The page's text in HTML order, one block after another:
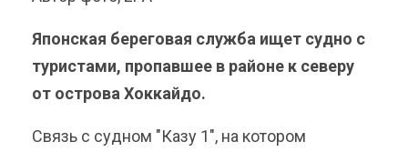
Японская береговая служба ищет судно с
туристами, пропавшее в районе к северу
от острова Хоккайдо.
Связь с судном "Казу 1", на котором